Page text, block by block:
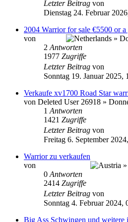
Letzter Beitrag von
Dienstag 24. Februar
2004 Warrior for sale €5500 or
von
»
2 Antworten
1977 Zugriffe
Letzter Beitrag von
Sonntag 19. Januar 2025,
Verkaufe xv1700 Road Star
von Deleted User 26918 »
1 Antworten
1421 Zugriffe
Letzter Beitrag von
Freitag 6. September
Warrior zu verkaufen
von
»
0 Antworten
2414 Zugriffe
Letzter Beitrag von
Sonntag 4. Februar 2024,
Big Ass Schwingen und weitere